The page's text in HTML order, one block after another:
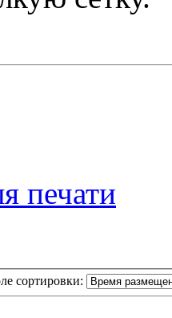
печати
сортировки: